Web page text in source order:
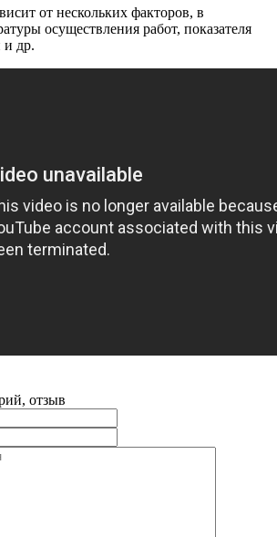
от нескольких факторов, в
осуществления работ, показателя
и др.
отзыв